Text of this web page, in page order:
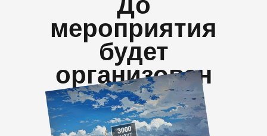
мероприятия
будет
организован
конкурс
ФАКТОВ